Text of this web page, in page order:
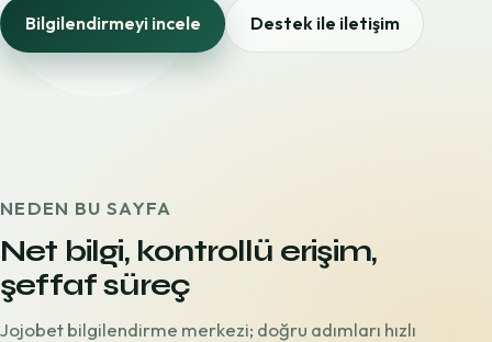
Bilgilendirmeyi incele Destek ile iletişim
NEDEN BU SAYFA
Net bilgi, kontrollü erişim,
şeffaf süreç
Jojobet bilgilendirme merkezi; doğru adımları hızlı